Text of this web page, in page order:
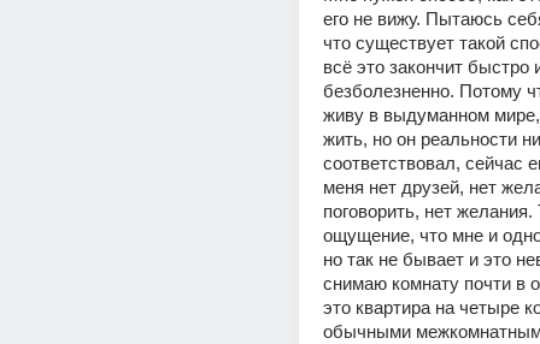
его не вижу. Пытаюсь
что существует такой
всё это закончит быстро
безболезненно. Потому
живу в выдуманном
жить, но он реальности
соответствовал, сейчас
меня нет друзей, нет
поговорить, нет желания.
ощущение, что мне и
но так не бывает и это
снимаю комнату почти в
это квартира на четыре
обычными